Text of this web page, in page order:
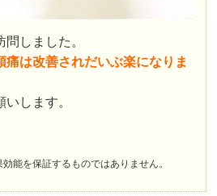
しました。
痛は改善されだいぶ楽になりま
します。
能を保証するものではありません。